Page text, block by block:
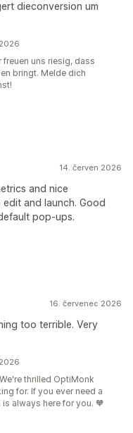
dieconversion um
freuen uns riesig, dass
bringt. Melde dich
14. červen 2026
and nice
and launch. Good
pop-ups.
16. červenec 2026
too terrible. Very
thrilled OptiMonk
for. If you ever need a
always here for you. 🧡